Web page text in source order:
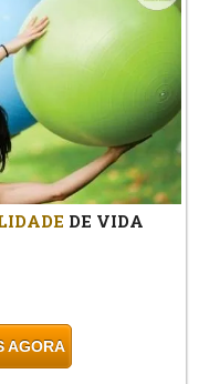
DE VIDA
AGORA